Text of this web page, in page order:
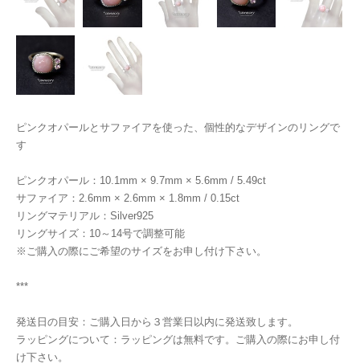
ピンクオパールとサファイアを使った、個性的なデザインのリングで
す
ピンクオパール：10.1mm × 9.7mm × 5.6mm / 5.49ct
サファイア：2.6mm × 2.6mm × 1.8mm / 0.15ct
リングマテリアル：Silver925
リングサイズ：10～14号で調整可能
※ご購入の際にご希望のサイズをお申し付け下さい。
***
発送日の目安：ご購入日から３営業日以内に発送致します。
ラッピングについて：ラッピングは無料です。ご購入の際にお申し付
け下さい。